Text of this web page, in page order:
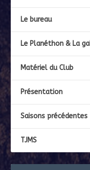
Le bureau
Le Planéthon & La
Matériel du Club
Présentation
Saisons précédentes
TJMS